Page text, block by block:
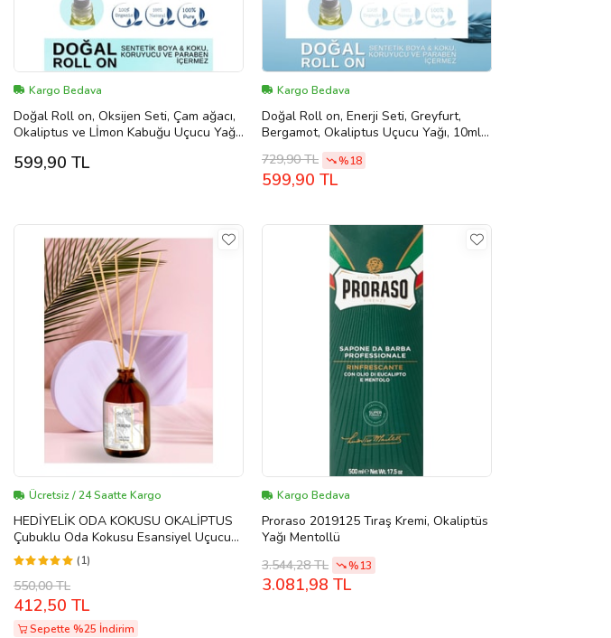
Kargo Bedava
Doğal Roll on, Oksijen Seti, Çam ağacı,
Okaliptus ve Lİmon Kabuğu Uçucu Yağı,
599,90 TL
Kargo Bedava
Doğal Roll on, Enerji Seti, Greyfurt,
Bergamot, Okaliptus Uçucu Yağı, 10ml x
729,90 TL %18
599,90 TL
Ücretsiz / 24 Saatte Kargo
HEDİYELİK ODA KOKUSU OKALİPTUS
Çubuklu Oda Kokusu Esansiyel Uçucu
Yağ OKALİPTUS Reed Diffuser 100 ml
(1)
550,00 TL
412,50 TL
Sepette %25 İndirim
Kargo Bedava
Proraso 2019125 Tıraş Kremi, Okaliptüs
Yağı Mentollü
3.544,28 TL
%13
3.081,98 TL